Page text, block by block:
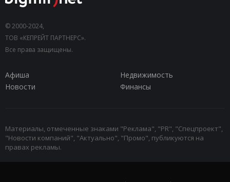
© 2000-2024,
ТОВ «КЕПРЕЙТ ПАРТНЕРС».
Все права защищены.
Афиша
Недвижимость
Новости
Финансы
Материалы, отмеченные знаками "Реклама", "PR", "Спецпроект",
"Новости компаний", "Актуально", "Промо", публикуются на
правах рекламы.